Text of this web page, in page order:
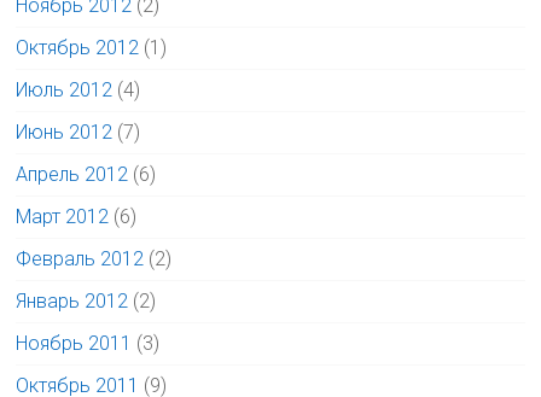
Ноябрь 2012 (2)
Октябрь 2012 (1)
Июль 2012 (4)
Июнь 2012 (7)
Апрель 2012 (6)
Март 2012 (6)
Февраль 2012 (2)
Январь 2012 (2)
Ноябрь 2011 (3)
Октябрь 2011 (9)